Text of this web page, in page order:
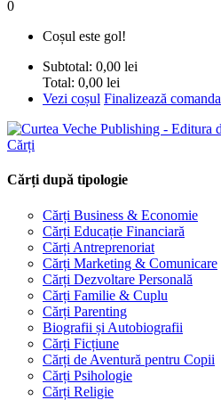
0
Coșul este gol!
Subtotal: 0,00 lei
Total: 0,00 lei
Vezi coșul Finalizează comanda
Cărți
Cărți după tipologie
Cărți Business & Economie
Cărți Educație Financiară
Cărți Antreprenoriat
Cărți Marketing & Comunicare
Cărți Dezvoltare Personală
Cărți Familie & Cuplu
Cărți Parenting
Biografii și Autobiografii
Cărți Ficțiune
Cărți de Aventură pentru Copii
Cărți Psihologie
Cărți Religie